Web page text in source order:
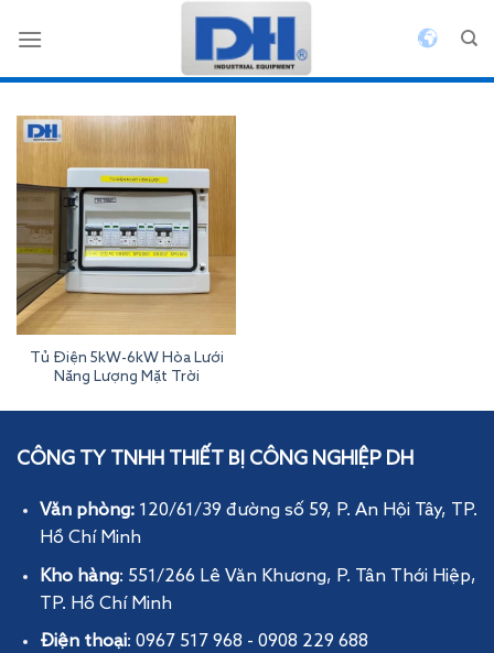
qua
Tủ Điện 5kW-6kW Hòa Lưới
Năng Lượng Mặt Trời
Inverterdeye
CÔNG TY TNHH THIẾT BỊ CÔNG NGHIỆP DH
Văn phòng: 120/61/39 đường số 59, P. An Hội Tây, TP.
Hồ Chí Minh
Kho hàng: 551/266 Lê Văn Khương, P. Tân Thới Hiệp,
TP. Hồ Chí Minh
Điện thoại: 0967 517 968 - 0908 229 688